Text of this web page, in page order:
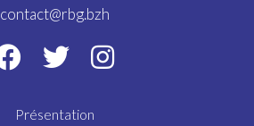
contact@rbg.bzh
Présentation